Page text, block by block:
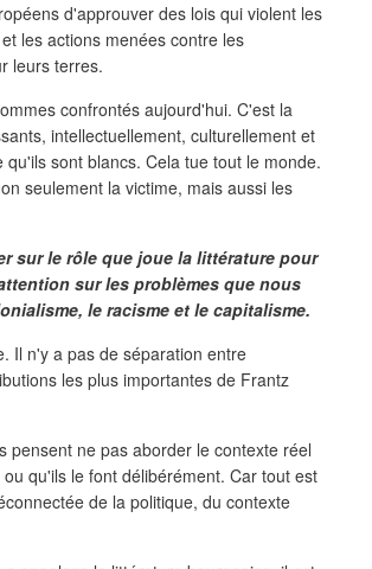
d'approuver des lois qui violent les
les actions menées contre les
leurs terres.
confrontés aujourd'hui. C'est la
intellectuellement, culturellement et
sont blancs. Cela tue tout le monde.
seulement la victime, mais aussi les
sur le rôle que joue la littérature pour
sur les problèmes que nous
le racisme et le capitalisme.
Il n'y a pas de séparation entre
les plus importantes de Frantz
pensent ne pas aborder le contexte réel
qu'ils le font délibérément. Car tout est
de la politique, du contexte